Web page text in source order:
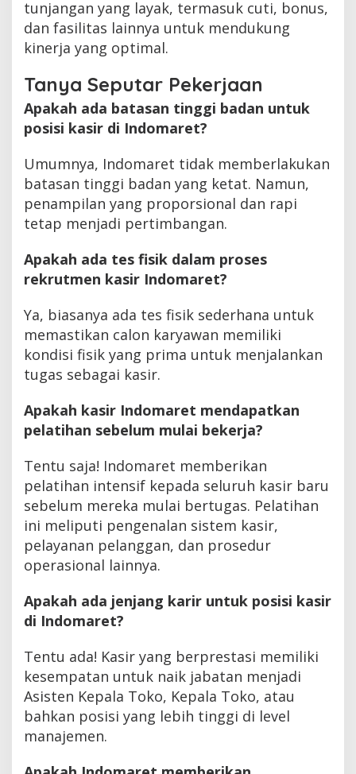
tunjangan yang layak, termasuk cuti, bonus,
dan fasilitas lainnya untuk mendukung
kinerja yang optimal.
Tanya Seputar Pekerjaan
Apakah ada batasan tinggi badan untuk
posisi kasir di Indomaret?
Umumnya, Indomaret tidak memberlakukan
batasan tinggi badan yang ketat. Namun,
penampilan yang proporsional dan rapi
tetap menjadi pertimbangan.
Apakah ada tes fisik dalam proses
rekrutmen kasir Indomaret?
Ya, biasanya ada tes fisik sederhana untuk
memastikan calon karyawan memiliki
kondisi fisik yang prima untuk menjalankan
tugas sebagai kasir.
Apakah kasir Indomaret mendapatkan
pelatihan sebelum mulai bekerja?
Tentu saja! Indomaret memberikan
pelatihan intensif kepada seluruh kasir baru
sebelum mereka mulai bertugas. Pelatihan
ini meliputi pengenalan sistem kasir,
pelayanan pelanggan, dan prosedur
operasional lainnya.
Apakah ada jenjang karir untuk posisi kasir
di Indomaret?
Tentu ada! Kasir yang berprestasi memiliki
kesempatan untuk naik jabatan menjadi
Asisten Kepala Toko, Kepala Toko, atau
bahkan posisi yang lebih tinggi di level
manajemen.